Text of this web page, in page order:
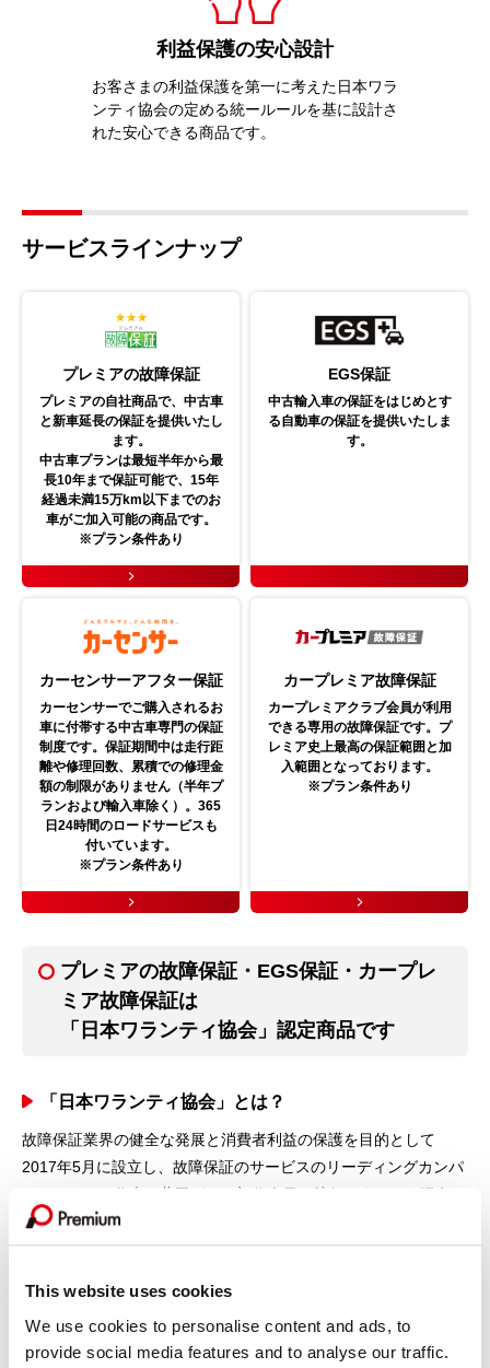
This website uses cookies
We use cookies to personalise content and ads, to
provide social media features and to analyse our traffic.
利益保護の安心設計
お客さまの利益保護を第一に考えた日本ワラ
ンティ協会の定める統ールールを基に設計さ
れた安心できる商品です。
サービスラインナップ
プレミアの故障保証
プレミアの自社商品で、中古車
と新車延長の保証を提供いたし
ます。
中古車プランは最短半年から最
長10年まで保証可能で、15年
経過未満15万km以下までのお
車がご加入可能の商品です。
※プラン条件あり
EGS保証
中古輸入車の保証をはじめとす
る自動車の保証を提供いたしま
す。
カーセンサーアフター保証
カーセンサーでご購入されるお
車に付帯する中古車専門の保証
制度です。保証期間中は走行距
離や修理回数、累積での修理金
額の制限がありません（半年プ
ランおよび輸入車除く）。365
日24時間のロードサービスも
付いています。
※プラン条件あり
カープレミア故障保証
カープレミアクラブ会員が利用
できる専用の故障保証です。プ
レミア史上最高の保証範囲と加
入範囲となっております。
※プラン条件あり
プレミアの故障保証・EGS保証・カープレ
ミア故障保証は
「日本ワランティ協会」認定商品です
「日本ワランティ協会」とは？
故障保証業界の健全な発展と消費者利益の保護を目的として
2017年5月に設立し、故障保証のサービスのリーディングカンパ
ニーとして、代表の柴田がその初代会長に就任しました。現在も
理事として教会の発展に寄与すべく積極的な活動を実施していま
す。同じく故障保証を取り扱う教会会員とともに、お客さまの
日本ワランティ協会について